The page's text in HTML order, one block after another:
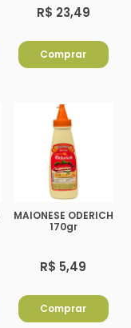
R$ 23,49
Comprar
MAIONESE ODERICH
170gr
R$ 5,49
Comprar